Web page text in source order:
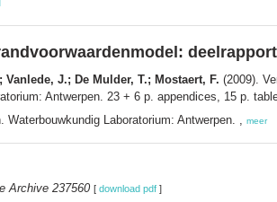
Vanlede, J.; De Mulder, T.; Mostaert, F. (2009).
Antwerpen. 23 + 6 p. appendices, 15 p.
Waterbouwkundig Laboratorium: Antwerpen. , meer
Archive 237560 [ download pdf ]